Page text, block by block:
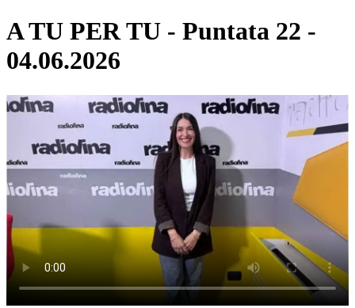
A TU PER TU - Puntata 22 -
04.06.2026